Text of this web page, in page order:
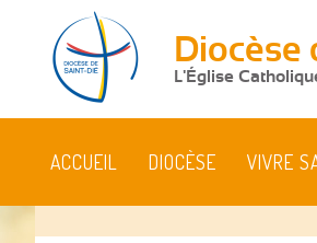
Diocèse
L'Église
ACCUEIL DIOCÈSE VIVRE